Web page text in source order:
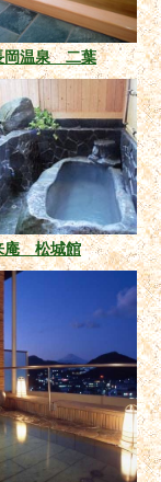
岡温泉 二葉
庵 松城館